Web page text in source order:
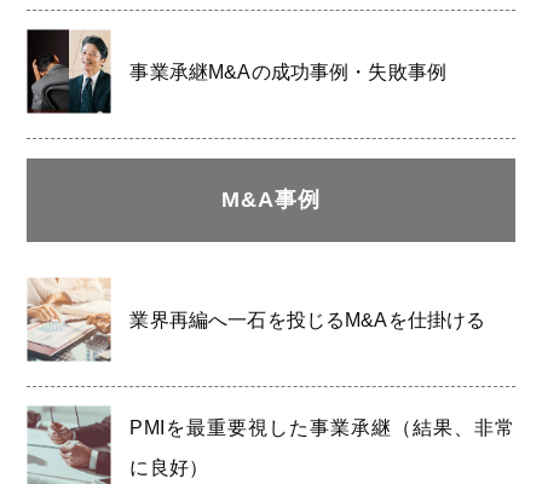
事業承継M&Aの成功事例・失敗事例
M&A事例
業界再編へ一石を投じるM&Aを仕掛ける
PMIを最重要視した事業承継（結果、非常
に良好）